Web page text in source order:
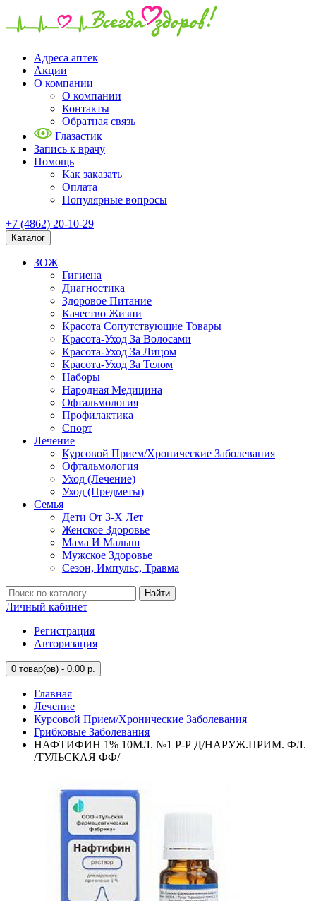
Адреса аптек
Акции
О компании
О компании
Контакты
Обратная связь
Глазастик
Запись к врачу
Помощь
Как заказать
Оплата
Популярные вопросы
+7 (4862) 20-10-29
Каталог
ЗОЖ
Гигиена
Диагностика
Здоровое Питание
Качество Жизни
Красота Сопутствующие Товары
Красота-Уход За Волосами
Красота-Уход За Лицом
Красота-Уход За Телом
Наборы
Народная Медицина
Офтальмология
Профилактика
Спорт
Лечение
Курсовой Прием/Хронические Заболевания
Офтальмология
Уход (Лечение)
Уход (Предметы)
Семья
Дети От 3-Х Лет
Женское Здоровье
Мама И Малыш
Мужское Здоровье
Сезон, Импульс, Травма
Найти
Личный кабинет
Регистрация
Авторизация
0 товар(ов) - 0.00 р.
Главная
Лечение
Курсовой Прием/Хронические Заболевания
Грибковые Заболевания
НАФТИФИН 1% 10МЛ. №1 Р-Р Д/НАРУЖ.ПРИМ. ФЛ.
/ТУЛЬСКАЯ ФФ/